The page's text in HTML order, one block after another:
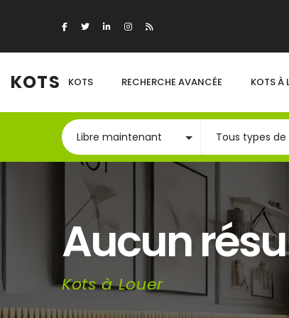
KOTS KOTS RECHERCHE AVANCÉE KOTS À
Aucun
Kots à Louer